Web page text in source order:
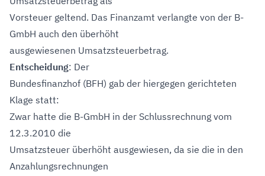
Vorsteuer geltend. Das Finanzamt verlangte von der B-
GmbH auch den überhöht
ausgewiesenen Umsatzsteuerbetrag.
Entscheidung: Der
Bundesfinanzhof (BFH) gab der hiergegen gerichteten
Klage statt:
Zwar hatte die B-GmbH in der Schlussrechnung vom
12.3.2010 die
Umsatzsteuer überhöht ausgewiesen, da sie die in den
Anzahlungsrechnungen